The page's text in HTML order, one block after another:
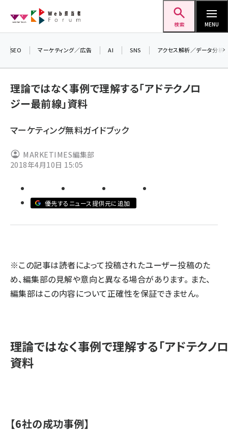
ン
検索 MENU
ai (2804)
youtube (2429)
note (2312)
セミナー (2303)
z世代 (1622)
meo (1275)
SEO マーケティング／広告 AI SNS アクセス解析／データ分析
理論ではなく事例で理解する「アドテクノロ
ジー最前線」資料
マーケティング無料ガイドブック
MARKETIMES編集部
2018年4月10日 15:05
優先するニュース提供元に追加
※この記事は読者によって投稿されたユーザー投稿のた
め、編集部の見解や意向と異なる場合があります。 また、
編集部はこの内容について正確性を保証できません。
理論ではなく事例で理解する「アドテクノ
資料
【6社の成功事例】